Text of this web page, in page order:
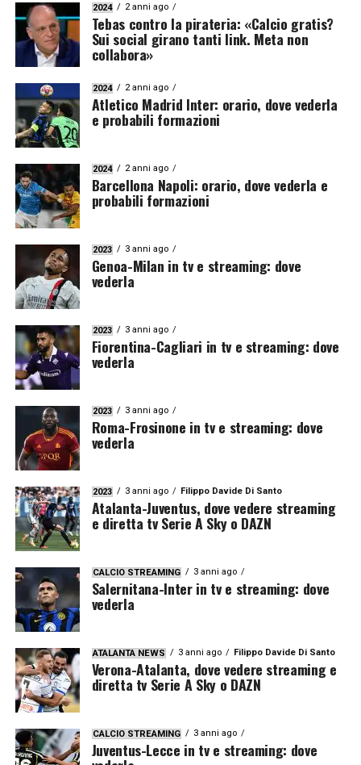
2024 2 anni ago
Tebas contro la pirateria: «Calcio gratis?
Sui social girano tanti link. Meta non
collabora»
2024 2 anni ago
Atletico Madrid Inter: orario, dove vederla
e probabili formazioni
2024 2 anni ago
Barcellona Napoli: orario, dove vederla e
probabili formazioni
2023 3 anni ago
Genoa-Milan in tv e streaming: dove
vederla
2023 3 anni ago
Fiorentina-Cagliari in tv e streaming: dove
vederla
2023 3 anni ago
Roma-Frosinone in tv e streaming: dove
vederla
2023 3 anni ago Filippo Davide Di Santo
Atalanta-Juventus, dove vedere streaming
e diretta tv Serie A Sky o DAZN
CALCIO STREAMING 3 anni ago
Salernitana-Inter in tv e streaming: dove
vederla
ATALANTA NEWS 3 anni ago Filippo Davide Di Santo
Verona-Atalanta, dove vedere streaming e
diretta tv Serie A Sky o DAZN
CALCIO STREAMING 3 anni ago
Juventus-Lecce in tv e streaming: dove